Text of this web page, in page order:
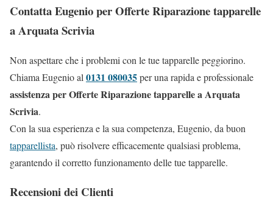
Contatta Eugenio per Offerte Riparazione tapparelle
a Arquata Scrivia
Non aspettare che i problemi con le tue tapparelle peggiorino.
Chiama Eugenio al 0131 080035per una rapida e professionale
assistenza per Offerte Riparazione tapparelle a Arquata
Scrivia.
Con la sua esperienza e la sua competenza, Eugenio, da buon
tapparellista, può risolvere efficacemente qualsiasi problema,
garantendo il corretto funzionamento delle tue tapparelle.
Recensioni dei Clienti